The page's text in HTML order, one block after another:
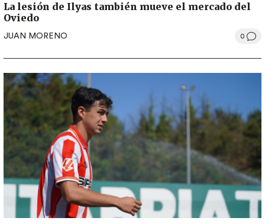
La lesión de Ilyas también mueve el mercado del
Oviedo
JUAN MORENO 0